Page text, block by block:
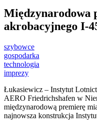
Międzynarodowa
akrobacyjnego I-
szybowce
gospodarka
technologia
imprezy
Łukasiewicz – Instytut
AERO Friedrichshafen w
międzynarodową premierę
najnowsza konstrukcja